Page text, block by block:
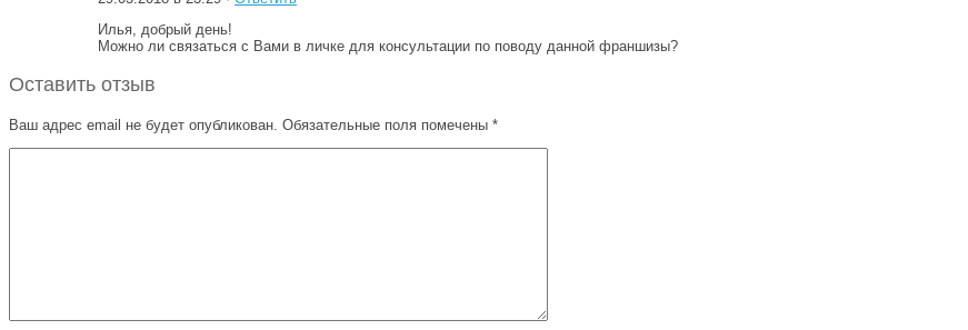
Илья, добрый день!
Можно ли связаться с Вами в личке для консультации по поводу данной франшизы?
Оставить отзыв
Ваш адрес email не будет опубликован. Обязательные поля помечены *